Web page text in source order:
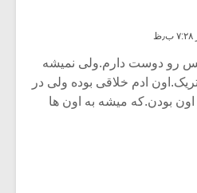
رو دوست دارم.ولی نمیشه
ادم خلاقی بوده ولی در
بودن.که میشه به اون ها